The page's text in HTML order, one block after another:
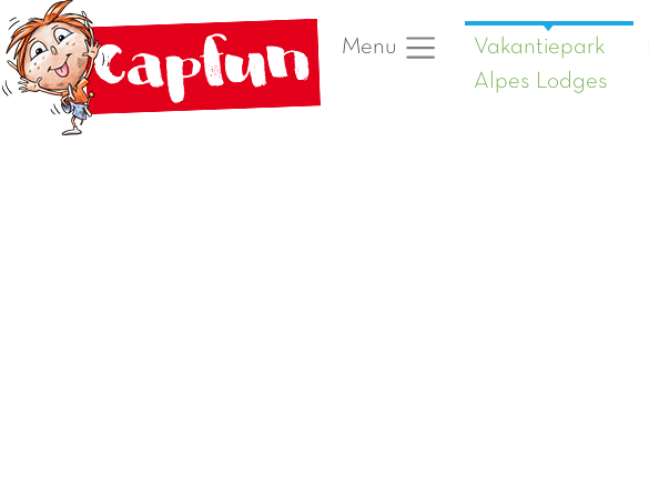
Menu
Vakantiepark
Alpes Lodges